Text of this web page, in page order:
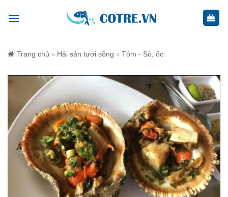
Trang chủ » Hải sản tươi sống » Tôm - Sò, ốc